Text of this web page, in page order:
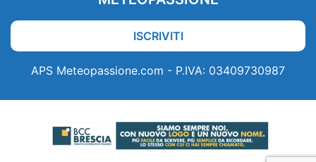
ISCRIVITI
APS Meteopassione.com - P.IVA: 03409730987